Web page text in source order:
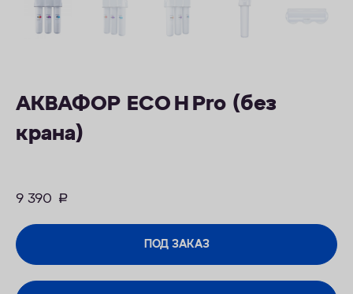
АКВАФОР ECO H Pro (без
крана)
9 390 руб.
ПОД ЗАКАЗ